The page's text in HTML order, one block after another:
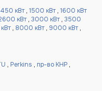
кВт , 1500 кВт , 1600 кВт
кВт , 3000 кВт , 3500
, 8000 кВт , 9000 кВт ,
, Perkins , пр-во КНР ,